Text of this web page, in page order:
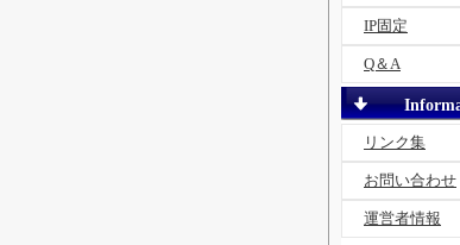
IP固定
Q＆A
リンク集
お問い合わせ
運営者情報